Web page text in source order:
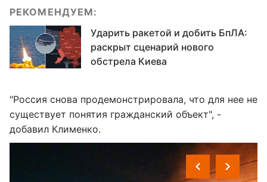
РЕКОМЕНДУЕМ:
Ударить ракетой и добить БпЛА:
раскрыт сценарий нового
обстрела Киева
"Россия снова продемонстрировала, что для нее не
существует понятия гражданский объект", -
добавил Клименко.